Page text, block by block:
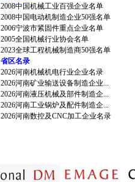
2008中国机械工业百强企业名单
2008中国电动机制造企业50强名单
2006宁波市紧固件重点企业名单
2005全国机械行业协会名单
2023全球工程机械制造商50强名单
省区名录
2026河南机械机电行业企业名录
2026河南矿业输送设备制造企业...
2026河南液压机械及部件制造企...
2026河南工业锅炉及配件制造企...
2026河南数控及CNC加工企业名录